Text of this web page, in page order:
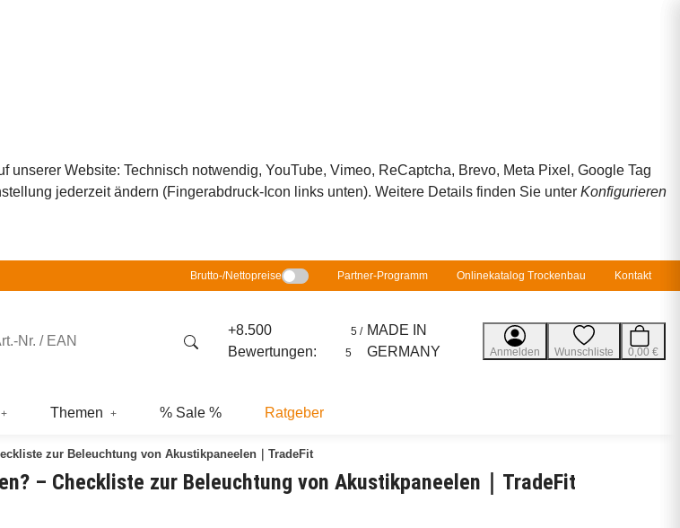
Website: Technisch notwendig, YouTube, Vimeo, ReCaptcha, Brevo, Meta Pixel, Google Tag
jederzeit ändern (Fingerabdruck-Icon links unten). Weitere Details finden Sie unter Konfigurieren
Brutto-/Nettopreise Partner-Programm Onlinekatalog Trockenbau Kontakt
+8.500
Bewertungen:
5 /
5
MADE IN
GERMANY
Anmelden Wunschliste 0,00 €
Themen % Sale % Ratgeber
zur Beleuchtung von Akustikpaneelen｜TradeFit
– Checkliste zur Beleuchtung von Akustikpaneelen｜TradeFit